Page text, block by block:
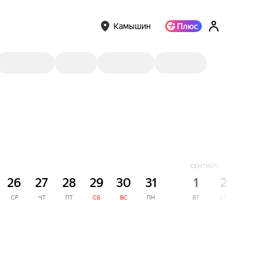
Камышин
26
СР
27
ЧТ
28
ПТ
29
СБ
30
ВС
31
ПН
СЕНТЯБРЬ
1
ВТ
2